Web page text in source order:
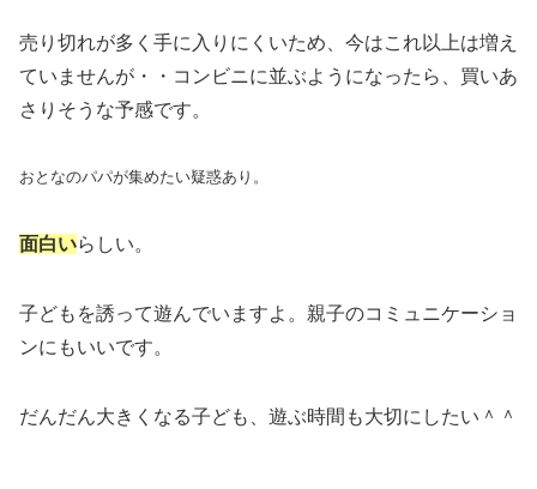
売り切れが多く手に入りにくいため、今はこれ以上は増え
ていませんが・・コンビニに並ぶようになったら、買いあ
さりそうな予感です。
おとなのパパが集めたい疑惑あり。
面白いらしい。
子どもを誘って遊んでいますよ。親子のコミュニケーショ
ンにもいいです。
だんだん大きくなる子ども、遊ぶ時間も大切にしたい＾＾